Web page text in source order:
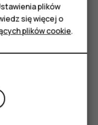
zamknąć.
dzieje na świecie,
wpisywać
plików
się więcej o
plików cookie.